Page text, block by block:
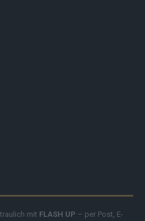
mit FLASH UP – per Post, E-